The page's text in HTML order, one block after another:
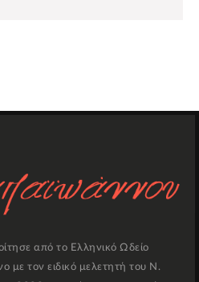
από το Ελληνικό Ωδείο
με τον ειδικό μελετητή του Ν.